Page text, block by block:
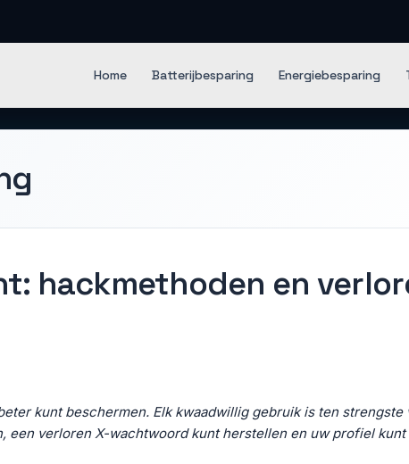
Home Batterijbesparing Energiebesparing
hackmethoden en
kunt beschermen. Elk kwaadwillig gebruik is ten strengste
verloren X-wachtwoord kunt herstellen en uw profiel